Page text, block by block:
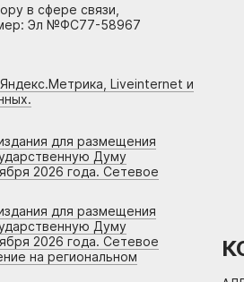
в сфере связи,
Эл №ФС77-58967
Liveinternet и
для размещения
Думу
2026 года. Сетевое
для размещения
Думу
2026 года. Сетевое
на региональном